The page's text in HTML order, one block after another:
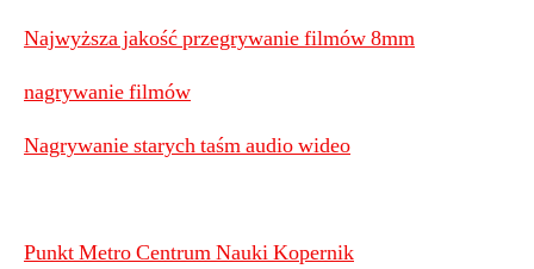
Najwyższa jakość przegrywanie filmów 8mm
nagrywanie filmów
Nagrywanie starych taśm audio wideo
Punkt Metro Centrum Nauki Kopernik